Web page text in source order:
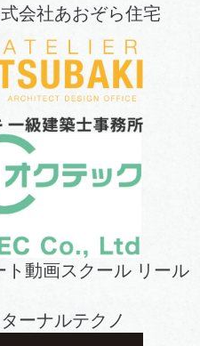
会社あおぞら住宅
ト動画スクール リール
ーナルテクノ